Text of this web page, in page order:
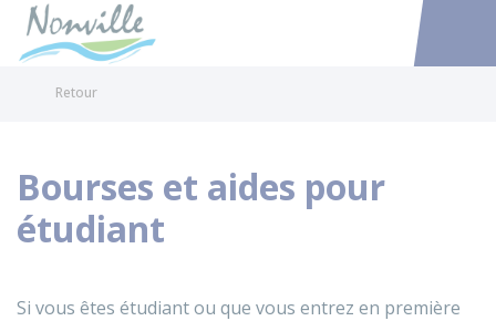
Accéder
Retour
Bourses et aides pour
étudiant
Si vous êtes étudiant ou que vous entrez en première